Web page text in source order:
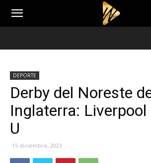
DEPORTE
Derby del Noreste
Inglaterra:
U
15 diciembre, 2023